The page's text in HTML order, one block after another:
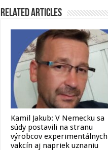
Related Articles
Kamil Jakub: V Nemecku sa
súdy postavili na stranu
výrobcov experimentálnych
vakcín aj napriek uznaniu